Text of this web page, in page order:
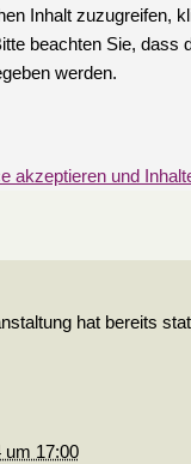
Inhalt zuzugreifen,
beachten Sie, dass
werden.
akzeptieren und
hat bereits
um 17:00